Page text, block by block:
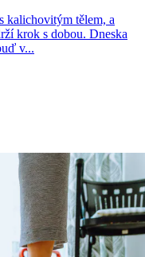
kalichovitým tělem, a
krok s dobou. Dneska
v...